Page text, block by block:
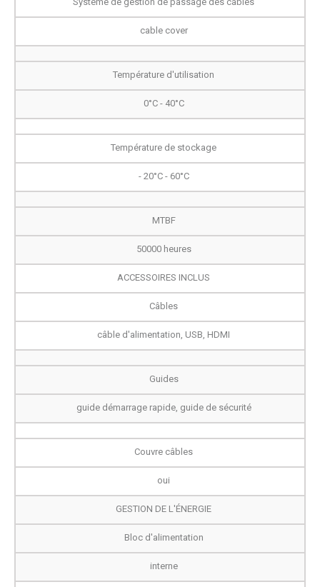
cable cover
Température d'utilisation
0°C - 40°C
Température de stockage
- 20°C - 60°C
MTBF
50000 heures
ACCESSOIRES INCLUS
Câbles
câble d'alimentation, USB, HDMI
Guides
guide démarrage rapide, guide de sécurité
Couvre câbles
oui
GESTION DE L'ÉNERGIE
Bloc d'alimentation
interne